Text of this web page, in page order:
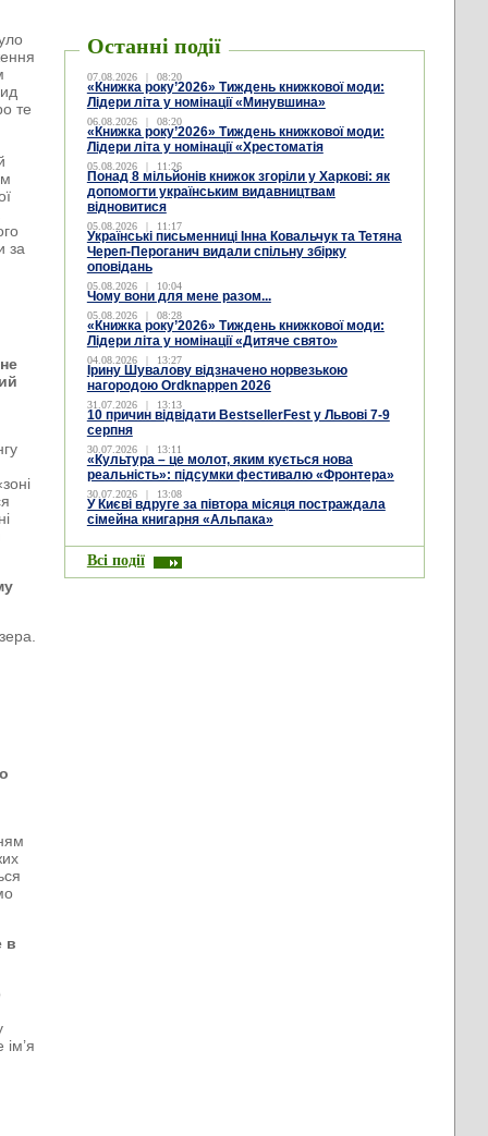
те
за
в
Останні події
07.08.2026 | 08:20
«Книжка року’2026» Тиждень книжкової моди:
Лідери літа у номінації «Минувшина»
06.08.2026 | 08:20
«Книжка року’2026» Тиждень книжкової моди:
Лідери літа у номінації «Хрестоматія
05.08.2026 | 11:26
Понад 8 мільйонів книжок згоріли у Харкові: як
допомогти українським видавництвам
відновитися
05.08.2026 | 11:17
Українські письменниці Інна Ковальчук та Тетяна
Череп-Пероганич видали спільну збірку
оповідань
05.08.2026 | 10:04
Чому вони для мене разом...
05.08.2026 | 08:28
«Книжка року’2026» Тиждень книжкової моди:
Лідери літа у номінації «Дитяче свято»
04.08.2026 | 13:27
Ірину Шувалову відзначено норвезькою
нагородою Ordknappen 2026
31.07.2026 | 13:13
10 причин відвідати BestsellerFest у Львові 7-9
серпня
30.07.2026 | 13:11
«Культура – це молот, яким кується нова
реальність»: підсумки фестивалю «Фронтера»
30.07.2026 | 13:08
У Києві вдруге за півтора місяця постраждала
сімейна книгарня «Альпака»
Всі події